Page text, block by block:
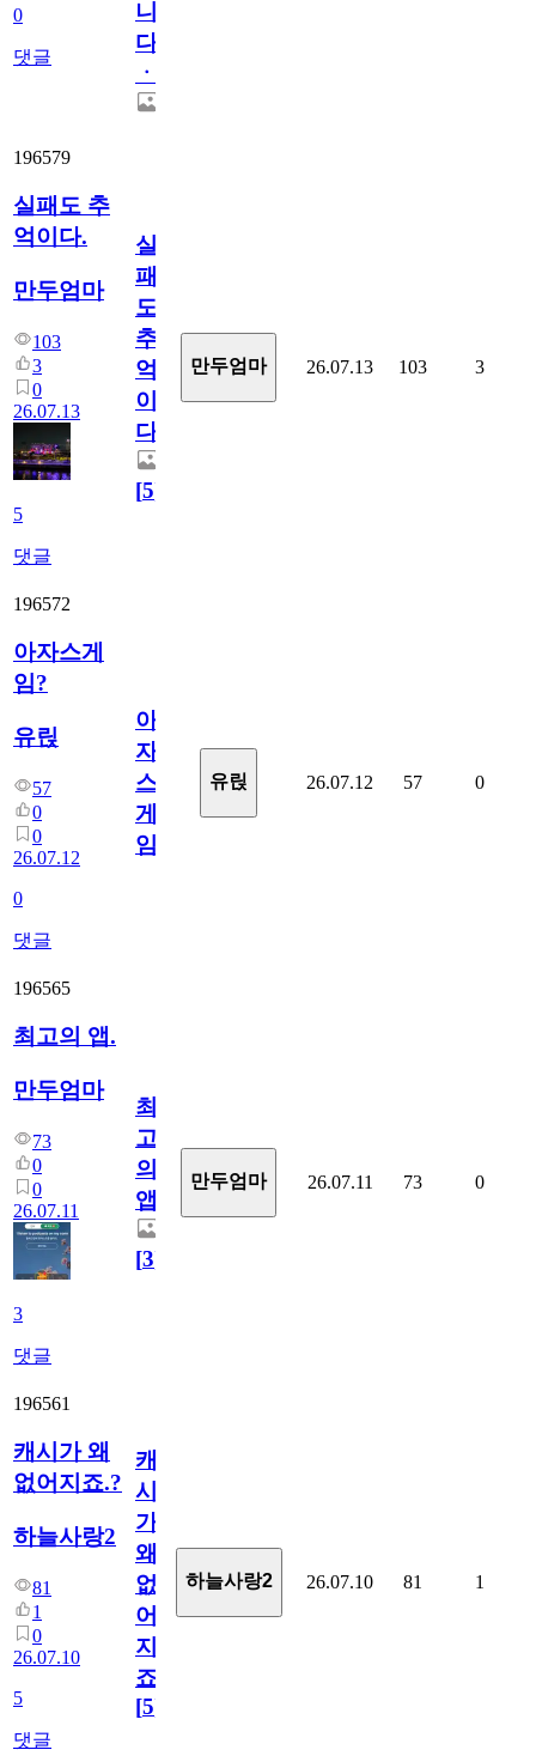
0
댓글
니
다
ㆍ
196579
실패도 추
억이다.
만두엄마
103
3
0
26.07.13
5
댓글
실
패
도
추
억
이
다.
[5]
만두엄마 26.07.13 103 3
196572
아자스게
임?
유릱
57
0
0
26.07.12
0
댓글
아
자
스
게
임?
유릱 26.07.12 57 0
196565
최고의 앱.
만두엄마
73
0
0
26.07.11
3
댓글
최
고
의
앱.
[3]
만두엄마 26.07.11 73 0
196561
캐시가 왜
없어지죠.?
하늘사랑2
81
1
0
26.07.10
5
댓글
캐
시
가
왜
없
어
지
죠.?
[5]
하늘사랑2 26.07.10 81 1